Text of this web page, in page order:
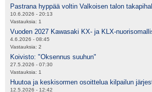
Pastrana hyppää voltin Valkoisen talon
10.6.2026 - 20:13
Vastauksia: 1
Vuoden 2027 Kawasaki KX- ja KLX-
4.6.2026 - 08:45
Vastauksia: 2
Koivisto: "Oksennus suuhun"
27.5.2026 - 07:30
Vastauksia: 1
Huutoa ja keskisormen osoittelua kilpailun
12.5.2026 - 12:42